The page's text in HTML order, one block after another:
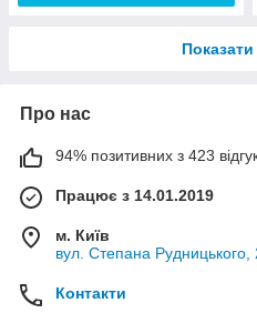
Про нас
94% позитивних з 423
Працює з 14.01.2019
м. Київ
вул. Степана Рудницького,
Контакти